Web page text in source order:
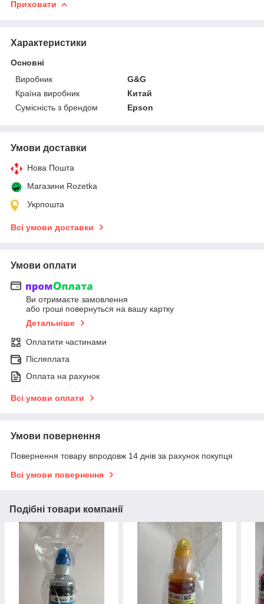
Приховати
Характеристики
Основні
Виробник
G&G
Країна виробник
Китай
Сумісність з брендом
Epson
Умови доставки
Нова Пошта
Магазини Rozetka
Укрпошта
Всі умови доставки
Умови оплати
Ви отримаєте замовлення
або гроші повернуться на вашу картку
Детальніше
Оплатити частинами
Післяплата
Оплата на рахунок
Всі умови оплати
Умови повернення
Повернення товару впродовж 14 днів за рахунок покупця
Всі умови повернення
Подібні товари компанії